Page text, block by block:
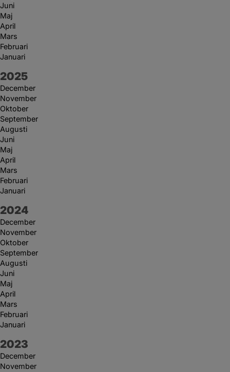
Juni
Maj
April
Mars
Februari
Januari
År:
2025
December
November
Oktober
September
Augusti
Juni
Maj
April
Mars
Februari
Januari
År:
2024
December
November
Oktober
September
Augusti
Juni
Maj
April
Mars
Februari
Januari
År:
2023
December
November